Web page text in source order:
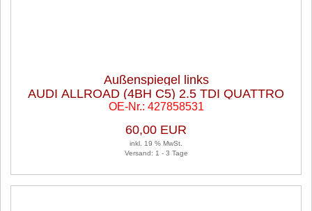
Außenspiegel links
AUDI ALLROAD (4BH C5) 2.5 TDI QUATTRO
OE-Nr.: 427858531
60,00 EUR
inkl. 19 % MwSt.
Versand: 1 - 3 Tage